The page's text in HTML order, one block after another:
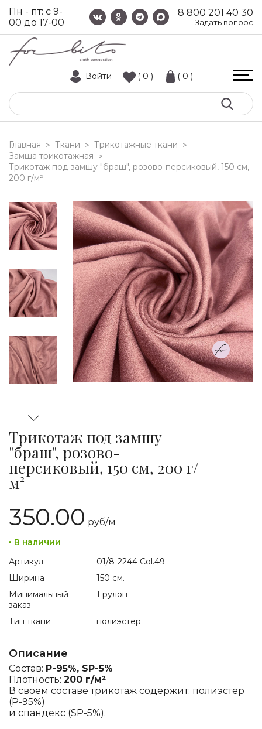
8 800 201 40 30
Задать вопрос
Пн - пт: с 9-
00 до 17-00
Войти ( 0 ) ( 0 )
Главная > Ткани > Трикотажные ткани >
Замша трикотажная >
трикотаж под замшу "браш", розово-персиковый, 150 см,
200 г/м²
Трикотаж под замшу
"браш", розово-
персиковый, 150 см, 200 г/
м²
350.00 руб/м
В наличии
Артикул
01/8-2244 Col.49
Ширина
150 см.
Минимальный
заказ
1 рулон
Тип ткани полиэстер
Описание
Состав: P-95%, SP-5%
Плотность: 200 г/м²
В своем составе трикотаж содержит: полиэстер
(P-95%)
и спандекс (SP-5%).